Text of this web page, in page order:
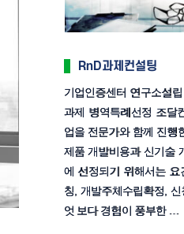
RnD과제컨설팅
기업인증센터 연구소설
과제 병역특례선정 조달
업을 전문가와 함께 진행
제품 개발비용과 신기술
에 선정되기 위해서는 요
칭, 개발주체수립확정,
엇 보다 경험이 풍부한 …